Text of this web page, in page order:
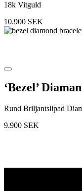
18k Vitguld
10.900 SEK
‘Bezel’
Rund Briljantslipad
9.900 SEK